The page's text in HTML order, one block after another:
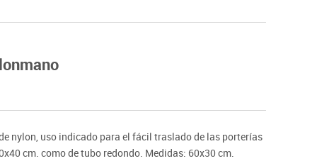
nylon, uso indicado para el fácil traslado de las porterías
cm. como de tubo redondo. Medidas: 60x30 cm.